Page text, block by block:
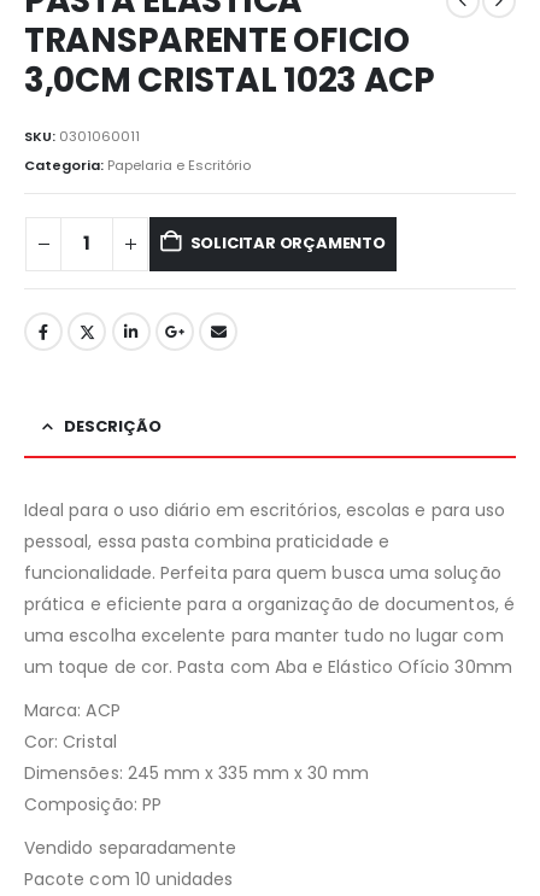
TRANSPARENTE OFICIO
3,0CM CRISTAL 1023 ACP
SKU: 0301060011
Categoria: Papelaria e Escritório
SOLICITAR ORÇAMENTO
DESCRIÇÃO
Ideal para o uso diário em escritórios, escolas e para uso
pessoal, essa pasta combina praticidade e
funcionalidade. Perfeita para quem busca uma solução
prática e eficiente para a organização de documentos, é
uma escolha excelente para manter tudo no lugar com
um toque de cor. Pasta com Aba e Elástico Ofício 30mm
Marca: ACP
Cor: Cristal
Dimensões: 245 mm x 335 mm x 30 mm
Composição: PP
Vendido separadamente
Pacote com 10 unidades